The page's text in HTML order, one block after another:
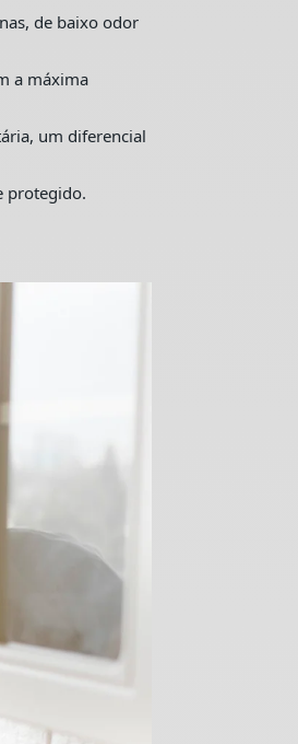
de baixo odor
a máxima
um diferencial
protegido.